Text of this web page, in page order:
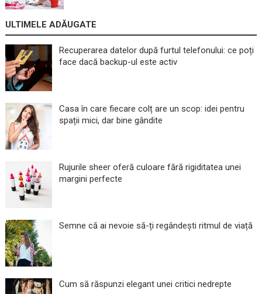
ULTIMELE ADĂUGATE
Recuperarea datelor după furtul telefonului: ce poți
face dacă backup-ul este activ
Casa în care fiecare colț are un scop: idei pentru
spații mici, dar bine gândite
Rujurile sheer oferă culoare fără rigiditatea unei
margini perfecte
Semne că ai nevoie să-ți regândești ritmul de viață
Cum să răspunzi elegant unei critici nedrepte